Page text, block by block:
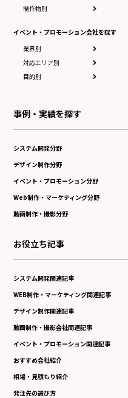
制作物別
イベント・プロモーション会社を探す
業界別
対応エリア別
目的別
事例・実績を探す
システム開発分野
デザイン制作分野
イベント・プロモーション分野
Web制作・マーケティング分野
動画制作・撮影分野
お役立ち記事
システム開発関連記事
WEB制作・マーケティング関連記事
デザイン制作関連記事
動画制作・撮影会社関連記事
イベント・プロモーション関連記事
おすすめ会社紹介
相場・見積もり紹介
発注先の選び方